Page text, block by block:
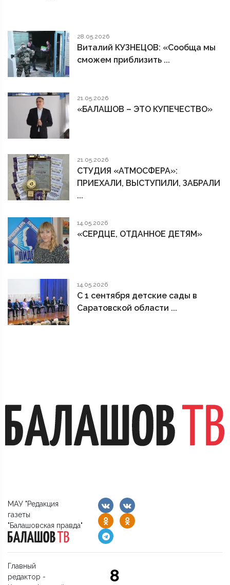
28.05.2026
Виталий КУЗНЕЦОВ: «Сообща мы
сможем приблизить ...
21.05.2026
«БАЛАШОВ – ЭТО КУПЕЧЕСТВО»
21.05.2026
СТУДИЯ «АТМОСФЕРА»:
ПРИЕХАЛИ, ВЫСТУПИЛИ, ЗАБРАЛИ
...
14.05.2026
«СЕРДЦЕ, ОТДАННОЕ ДЕТЯМ»
14.05.2026
С 1 сентября детские сады в
Саратовской области ...
МАУ "Редакция
газеты
"Балашовская правда"
Главный
редактор -
8